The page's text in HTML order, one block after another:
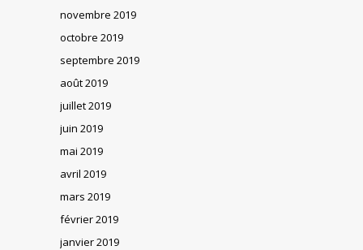
novembre 2019
octobre 2019
septembre 2019
août 2019
juillet 2019
juin 2019
mai 2019
avril 2019
mars 2019
février 2019
janvier 2019